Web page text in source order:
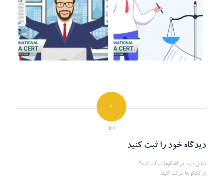
0
پاسخ
دیدگاه خود را ثبت کنید
تمایل دارید در گفتگوها شرکت کنید؟
در گفتگو ها شرکت کنید.